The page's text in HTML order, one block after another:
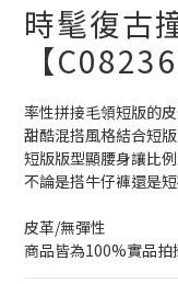
時髦復古
【
率性拼接毛領短版的
甜酷混搭風格結合短
短版版型顯腰身讓比
不論是搭牛仔褲還是
皮革/無彈性
商品皆為100%實品拍